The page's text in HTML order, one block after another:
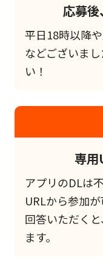
応募
平日18時以降
などございま
い！
専用
アプリのDLは
URLから参加
回答いただく
ます。